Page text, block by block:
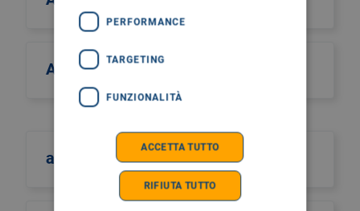
Alcos Zahar
aldo scarpa
PERFORMANCE
TARGETING
FUNZIONALITÀ
ACCETTA TUTTO
RIFIUTA TUTTO